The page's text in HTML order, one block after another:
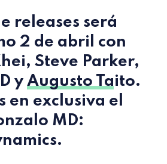
releases será
2 de abril
con
Steve Parker,
y Augusto Taito.
en exclusiva el
MD:
.